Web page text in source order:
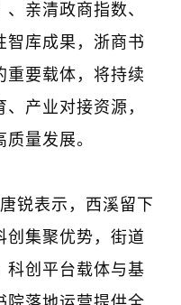
亲清政商指数、
智库成果，浙商书
重要载体，将持续
产业对接资源，
量发展。
表示，西溪留下
创集聚优势，街道
科创平台载体与基